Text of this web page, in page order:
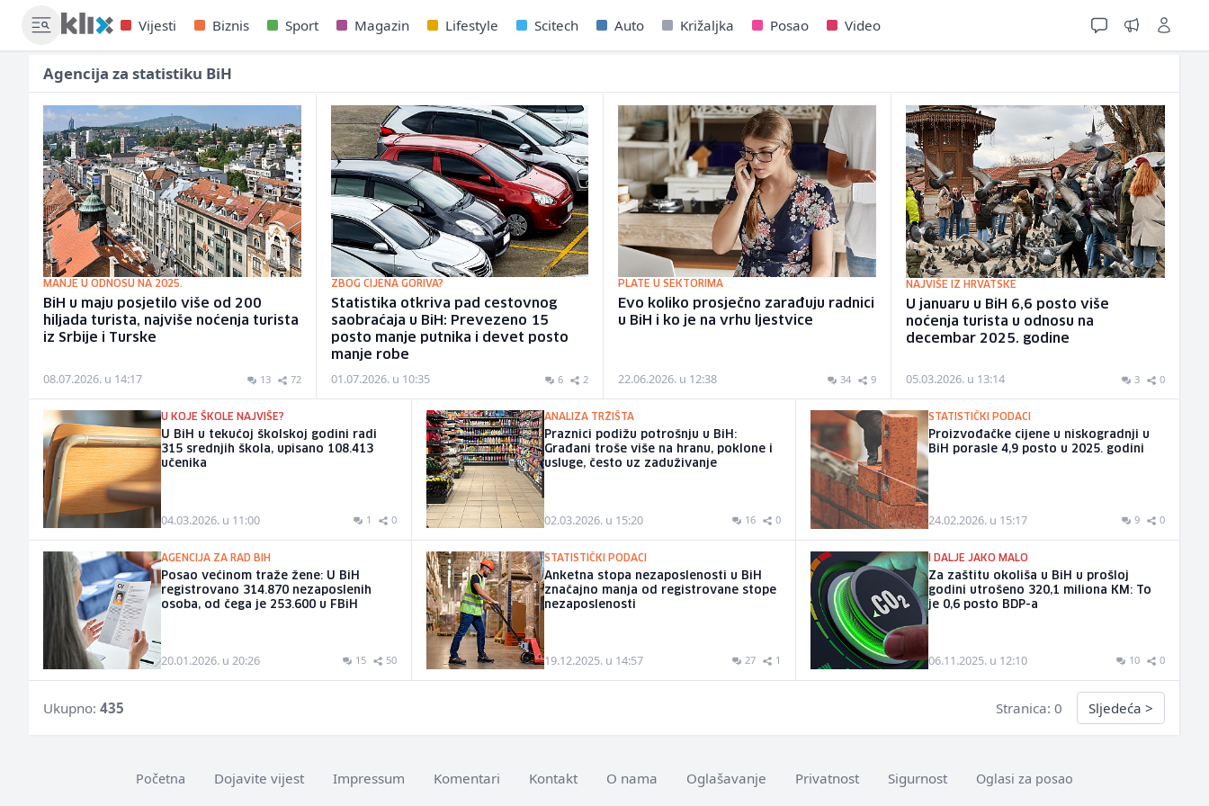
Vijesti Biznis Sport Magazin Lifestyle Scitech Auto Križaljka Posao Video
Agencija za statistiku BiH
MANJE U ODNOSU NA 2025.
BiH u maju posjetilo više od 200
hiljada turista, najviše noćenja turista
iz Srbije i Turske
08.07.2026. u 14:17 13 72
ZBOG CIJENA GORIVA?
Statistika otkriva pad cestovnog
saobraćaja u BiH: Prevezeno 15
posto manje putnika i devet posto
manje robe
01.07.2026. u 10:35 6 2
PLATE U SEKTORIMA
Evo koliko prosječno zarađuju radnici
u BiH i ko je na vrhu ljestvice
22.06.2026. u 12:38 34 9
NAJVIŠE IZ HRVATSKE
U januaru u BiH 6,6 posto više
noćenja turista u odnosu na
decembar 2025. godine
05.03.2026. u 13:14 3 0
U KOJE ŠKOLE NAJVIŠE?
U BiH u tekućoj školskoj godini radi
315 srednjih škola, upisano 108.413
učenika
04.03.2026. u 11:00 1 0
ANALIZA TRŽIŠTA
Praznici podižu potrošnju u BiH:
Građani troše više na hranu, poklone i
usluge, često uz zaduživanje
02.03.2026. u 15:20 16 0
STATISTIČKI PODACI
Proizvođačke cijene u niskogradnji u
BiH porasle 4,9 posto u 2025. godini
24.02.2026. u 15:17 9 0
AGENCIJA ZA RAD BIH
Posao većinom traže žene: U BiH
registrovano 314.870 nezaposlenih
osoba, od čega je 253.600 u FBiH
20.01.2026. u 20:26 15 50
STATISTIČKI PODACI
Anketna stopa nezaposlenosti u BiH
značajno manja od registrovane stope
nezaposlenosti
19.12.2025. u 14:57 27 1
I DALJE JAKO MALO
Za zaštitu okoliša u BiH u prošloj
godini utrošeno 320,1 miliona KM: To
je 0,6 posto BDP-a
06.11.2025. u 12:10 10 0
Ukupno: 435 Stranica: 0 Sljedeća >
Početna Dojavite vijest Impressum Komentari Kontakt O nama Oglašavanje Privatnost Sigurnost Oglasi za posao